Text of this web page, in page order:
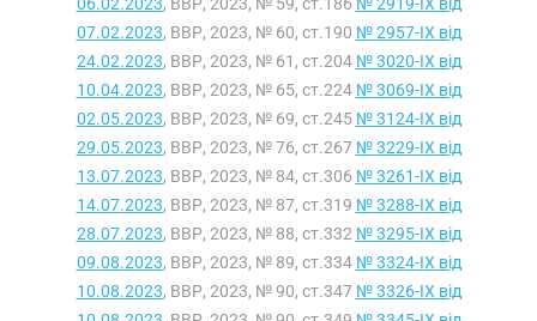
07.02.2023, ВВР, 2023, № 60, ст.190 № 2957-IX від
24.02.2023, ВВР, 2023, № 61, ст.204 № 3020-IX від
10.04.2023, ВВР, 2023, № 65, ст.224 № 3069-IX від
02.05.2023, ВВР, 2023, № 69, ст.245 № 3124-IX від
29.05.2023, ВВР, 2023, № 76, ст.267 № 3229-IX від
13.07.2023, ВВР, 2023, № 84, ст.306 № 3261-IX від
14.07.2023, ВВР, 2023, № 87, ст.319 № 3288-IX від
28.07.2023, ВВР, 2023, № 88, ст.332 № 3295-IX від
09.08.2023, ВВР, 2023, № 89, ст.334 № 3324-IX від
10.08.2023, ВВР, 2023, № 90, ст.347 № 3326-IX від